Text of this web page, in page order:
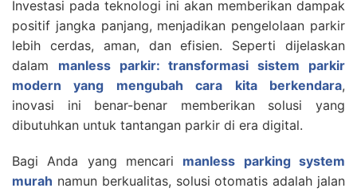
Investasi pada teknologi ini akan memberikan dampak
positif jangka panjang, menjadikan pengelolaan parkir
lebih cerdas, aman, dan efisien. Seperti dijelaskan
dalam manless parkir: transformasi sistem parkir
modern yang mengubah cara kita berkendara,
inovasi ini benar-benar memberikan solusi yang
dibutuhkan untuk tantangan parkir di era digital.
Bagi Anda yang mencari manless parking system
murah namun berkualitas, solusi otomatis adalah jalan